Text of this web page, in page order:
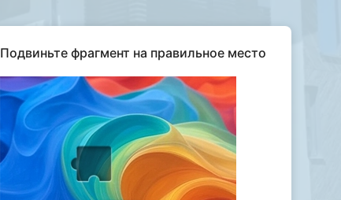
Подвиньте фрагмент на правильное место